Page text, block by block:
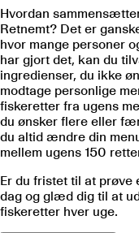
Hvordan
Retnemt? Det er
hvor mange personer
har gjort det, kan du
ingredienser, du ikke
modtage personlige
fiskeretter fra ugens
du ønsker flere eller
du altid ændre din
mellem ugens 150
Er du fristet til at prøve
dag og glæd dig til at
fiskeretter hver uge.